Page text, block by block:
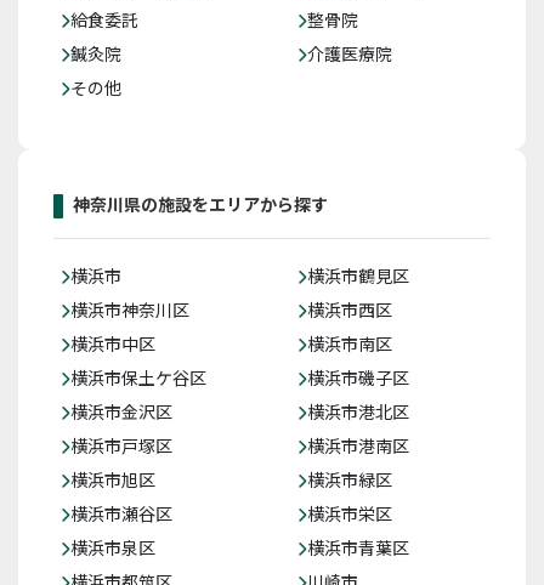
給食委託
整骨院
鍼灸院
介護医療院
その他
神奈川県の施設をエリアから探す
横浜市
横浜市鶴見区
横浜市神奈川区
横浜市西区
横浜市中区
横浜市南区
横浜市保土ケ谷区
横浜市磯子区
横浜市金沢区
横浜市港北区
横浜市戸塚区
横浜市港南区
横浜市旭区
横浜市緑区
横浜市瀬谷区
横浜市栄区
横浜市泉区
横浜市青葉区